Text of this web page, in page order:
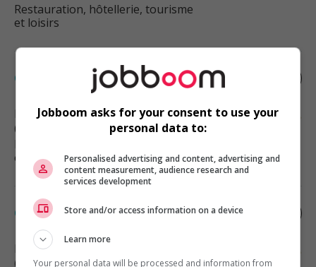
Restauration, hôtellerie, tourisme
et loisirs
Gérant des ventes
Montréal, QC
(65 km)
et loisirs
Gérant de cuisine
Montréal
(65 km)
Jobboom asks for your consent to use your
personal data to:
Personalised advertising and content, advertising and
content measurement, audience research and
services development
Store and/or access information on a device
Learn more
Your personal data will be processed and information from